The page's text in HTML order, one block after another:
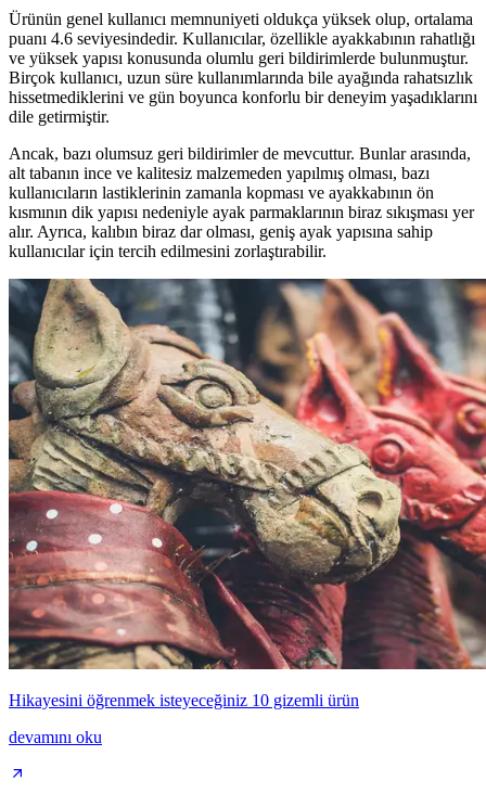
Ürünün genel kullanıcı memnuniyeti oldukça yüksek olup, ortalama
puanı 4.6 seviyesindedir. Kullanıcılar, özellikle ayakkabının rahatlığı
ve yüksek yapısı konusunda olumlu geri bildirimlerde bulunmuştur.
Birçok kullanıcı, uzun süre kullanımlarında bile ayağında rahatsızlık
hissetmediklerini ve gün boyunca konforlu bir deneyim yaşadıklarını
dile getirmiştir.
Ancak, bazı olumsuz geri bildirimler de mevcuttur. Bunlar arasında,
alt tabanın ince ve kalitesiz malzemeden yapılmış olması, bazı
kullanıcıların lastiklerinin zamanla kopması ve ayakkabının ön
kısmının dik yapısı nedeniyle ayak parmaklarının biraz sıkışması yer
alır. Ayrıca, kalıbın biraz dar olması, geniş ayak yapısına sahip
kullanıcılar için tercih edilmesini zorlaştırabilir.
Hikayesini öğrenmek isteyeceğiniz 10 gizemli ürün
devamını oku